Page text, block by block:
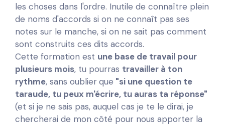
les choses dans l'ordre. Inutile de connaître plein
de noms d'accords si on ne connaît pas ses
notes sur le manche, si on ne sait pas comment
sont construits ces dits accords.
Cette formation est une base de travail pour
plusieurs mois, tu pourras travailler à ton
rythme, sans oublierque "si une question te
taraude, tu peux m'écrire, tu auras ta réponse"
(et si je ne sais pas, auquel cas je te le dirai, je
chercherai de mon côté pour nous apporter la